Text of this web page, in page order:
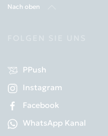
Nach oben
PPush
Instagram
Facebook
WhatsApp Kanal